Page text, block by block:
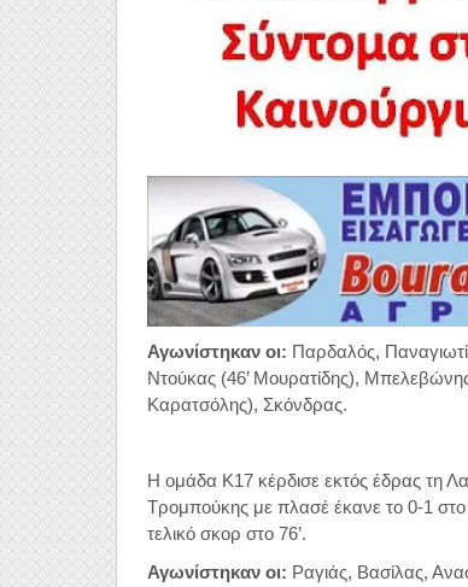
Αγωνίστηκαν οι: Παρδαλός,
Ντούκας (46’ Μουρατίδης),
Καρατσόλης), Σκόνδρας.
Η ομάδα Κ17 κέρδισε εκτός έδρας τη
Τρομπούκης με πλασέ έκανε το 0-1 στο
τελικό σκορ στο 76’.
Αγωνίστηκαν οι: Ραγιάς, Βασίλας,